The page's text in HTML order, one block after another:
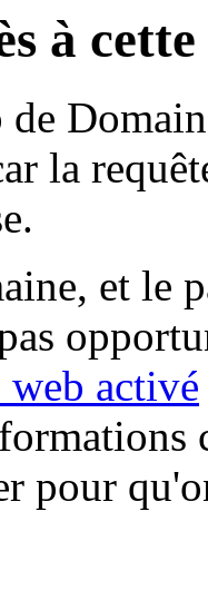
à
la
et le
web activé
pour